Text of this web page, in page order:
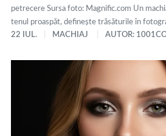
petrecere Sursa foto: Magnific.com Un
tenul proaspăt, definește trăsăturile în
22 IUL.
MACHIAJ AUTOR: